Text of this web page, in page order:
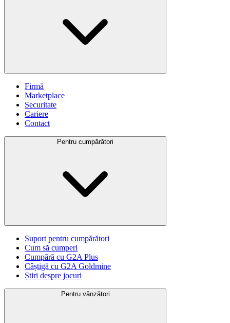
Firmă
Marketplace
Securitate
Cariere
Contact
Pentru cumpărători
Suport pentru cumpărători
Cum să cumperi
Cumpără cu G2A Plus
Câștigă cu G2A Goldmine
Știri despre jocuri
Pentru vânzători